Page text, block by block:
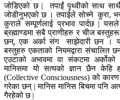
जोडिएको छ | तपाईं पृथ्वीको साथ
जोडीनुभएको छ । तपाईले सोच्ने कुरा,
कुराले सम्पूर्णलाई प्रभाव पार्दछ |
ब्रह्माण्डमा सबै प्राणीहरु र चीज
छन्, एक अर्का संग साझेदारी छन ।
बस्तुहरु एकताको नियमद्वारा
एउटाको अभावमा वा संकटमा
मानिसमा यो सत्यको ज्ञान छैन
(Collective Consciousness) को
गरेका छन् | मानिस मानिस बिचमा पनि
गैरहेको छ |